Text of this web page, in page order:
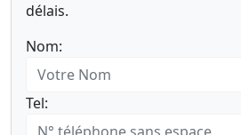
délais.
Nom:
Tel: